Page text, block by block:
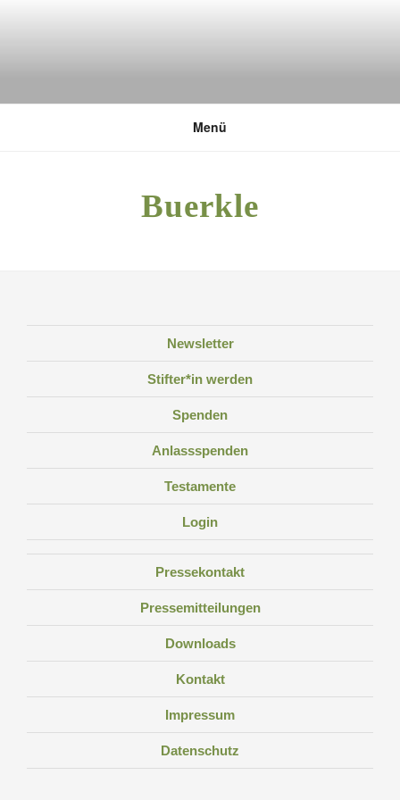
DEUTSCHE UMWELTSTIFTUNG
Menü
Buerkle
Newsletter
Stifter*in werden
Spenden
Anlassspenden
Testamente
Login
Pressekontakt
Pressemitteilungen
Downloads
Kontakt
Impressum
Datenschutz